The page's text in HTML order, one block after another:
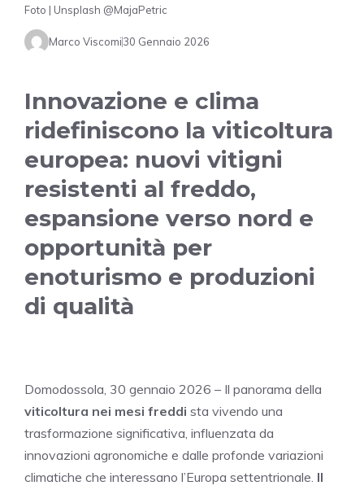
Foto | Unsplash @MajaPetric
Marco Viscomi30 Gennaio 2026
Innovazione e clima
ridefiniscono la viticoltura
europea: nuovi vitigni
resistenti al freddo,
espansione verso nord e
opportunità per
enoturismo e produzioni
di qualità
Domodossola, 30 gennaio 2026 – Il panorama della
viticoltura nei mesi freddi sta vivendo una
trasformazione significativa, influenzata da
innovazioni agronomiche e dalle profonde variazioni
climatiche che interessano l’Europa settentrionale. Il